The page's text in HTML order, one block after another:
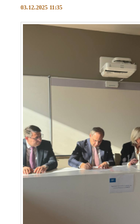
03.12.2025 11:35